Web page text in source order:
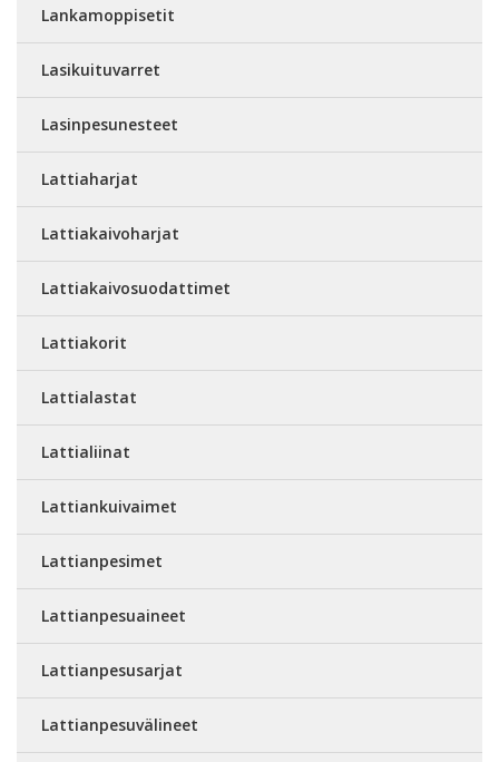
Lankamoppisetit
Lasikuituvarret
Lasinpesunesteet
Lattiaharjat
Lattiakaivoharjat
Lattiakaivosuodattimet
Lattiakorit
Lattialastat
Lattialiinat
Lattiankuivaimet
Lattianpesimet
Lattianpesuaineet
Lattianpesusarjat
Lattianpesuvälineet